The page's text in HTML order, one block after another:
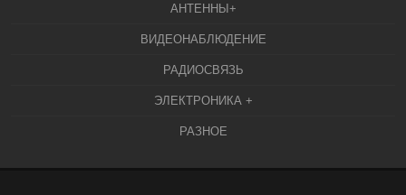
АНТЕННЫ+
ВИДЕОНАБЛЮДЕНИЕ
РАДИОСВЯЗЬ
ЭЛЕКТРОНИКА +
РАЗНОЕ